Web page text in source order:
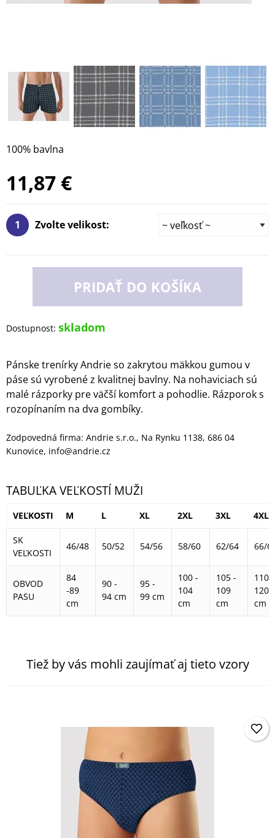
100% bavlna
11,87 €
1 Zvolte velikost:
PRIDAŤ DO KOŠÍKA
Dostupnost: skladom
Pánske trenírky Andrie so zakrytou mäkkou gumou v
páse sú vyrobené z kvalitnej bavlny. Na nohaviciach sú
malé rázporky pre väčší komfort a pohodlie. Rázporok s
rozopínaním na dva gombíky.
Zodpovedná firma: Andrie s.r.o., Na Rynku 1138, 686 04
Kunovice, info@andrie.cz
TABUĽKA VEĽKOSTÍ MUŽI
VEĽKOSTI M L XL 2XL 3XL 4XL
SK
VEĽKOSTI
46/48 50/52 54/56 58/60 62/64 66/
OBVOD
PASU
84
-89
cm
90 -
94 cm
95 -
99 cm
100 -
104
cm
105 -
109
cm
110 -
120
cm
Tiež by vás mohli zaujímať aj tieto vzory